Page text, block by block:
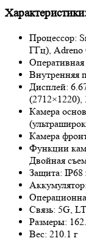
Процессор:
ГГц), Adreno
Внутренняя
Дисплей:
(2712×1220),
Камера
Камера
Функции
Двойная
Защита: IP68
Связь: 5G,
Размеры:
Вес: 210.1 г